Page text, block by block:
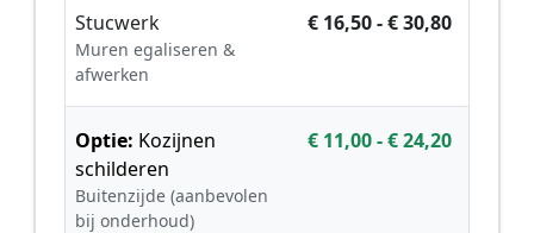
Stucwerk
Muren egaliseren &
afwerken
€ 16,50 - € 30,80
Optie: Kozijnen
schilderen
Buitenzijde (aanbevolen
bij onderhoud)
€ 11,00 - € 24,20